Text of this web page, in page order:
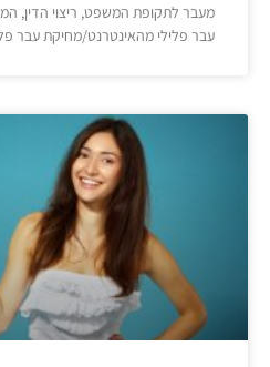
מעבר לתקופת המשפט, ריצוי הדין,
עבר פלילי מהאינטרנט/מחיקת עבר